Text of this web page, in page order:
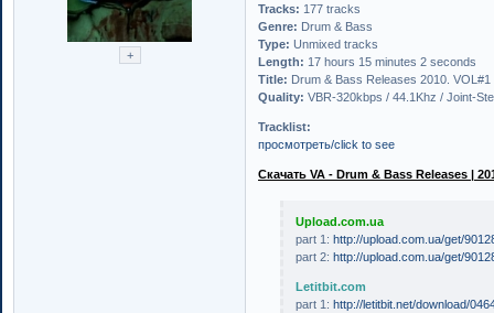
Tracks: 177 tracks
Genre: Drum & Bass
Type: Unmixed tracks
Length: 17 hours 15 minutes 2 seconds
Title: Drum & Bass Releases 2010. VOL#1
Quality: VBR-320kbps / 44.1Khz / Joint-
Tracklist:
просмотреть/click to see
Скачать VA - Drum & Bass Releases |
Upload.com.ua
part 1: http://upload.com.ua/get/
part 2: http://upload.com.ua/get/
Letitbit.com
part 1: http://letitbit.net/download/